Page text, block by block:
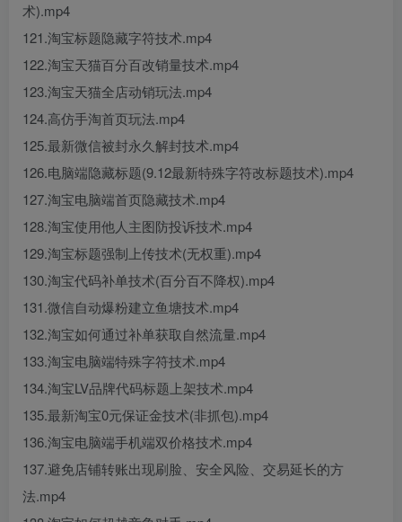
术).mp4
121.淘宝标题隐藏字符技术.mp4
122.淘宝天猫百分百改销量技术.mp4
123.淘宝天猫全店动销玩法.mp4
124.高仿手淘首页玩法.mp4
125.最新微信被封永久解封技术.mp4
126.电脑端隐藏标题(9.12最新特殊字符改标题技术).mp4
127.淘宝电脑端首页隐藏技术.mp4
128.淘宝使用他人主图防投诉技术.mp4
129.淘宝标题强制上传技术(无权重).mp4
130.淘宝代码补单技术(百分百不降权).mp4
131.微信自动爆粉建立鱼塘技术.mp4
132.淘宝如何通过补单获取自然流量.mp4
133.淘宝电脑端特殊字符技术.mp4
134.淘宝LV品牌代码标题上架技术.mp4
135.最新淘宝0元保证金技术(非抓包).mp4
136.淘宝电脑端手机端双价格技术.mp4
137.避免店铺转账出现刷脸、安全风险、交易延长的方
法.mp4